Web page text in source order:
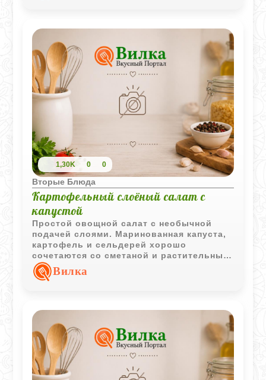
1,30K 0 0
Вторые Блюда
Картофельный слоёный салат с
капустой
Простой овощной салат с необычной
подачей слоями. Маринованная капуста,
картофель и сельдерей хорошо
сочетаются со сметаной и растительным
маслом, создавая насыщенный вкус и
приятную текстуру.
Вилка